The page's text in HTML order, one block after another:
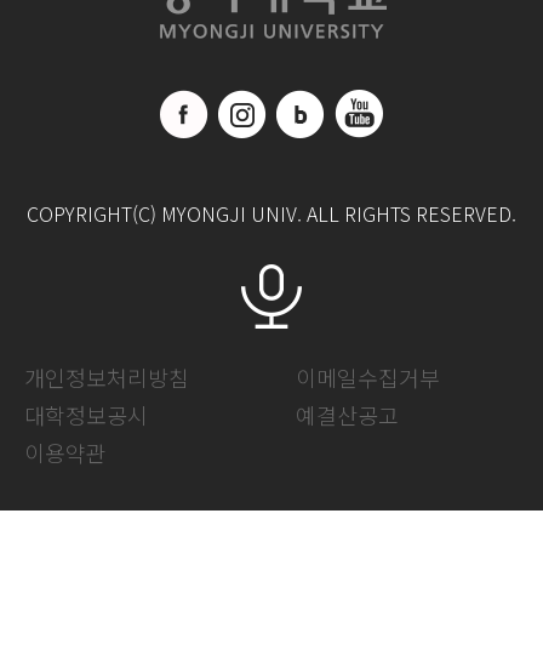
COPYRIGHT(C) MYONGJI UNIV. ALL RIGHTS RESERVED.
개인정보처리방침
이메일수집거부
대학정보공시
예결산공고
이용약관